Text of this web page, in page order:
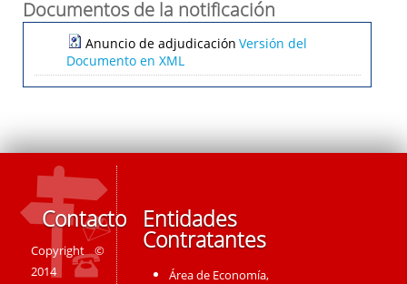
Documentos de la notificación
Anuncio de adjudicación Versión del
Documento en XML
Contacto
Copyright ©
2014
Entidades
Contratantes
Área de Economía,